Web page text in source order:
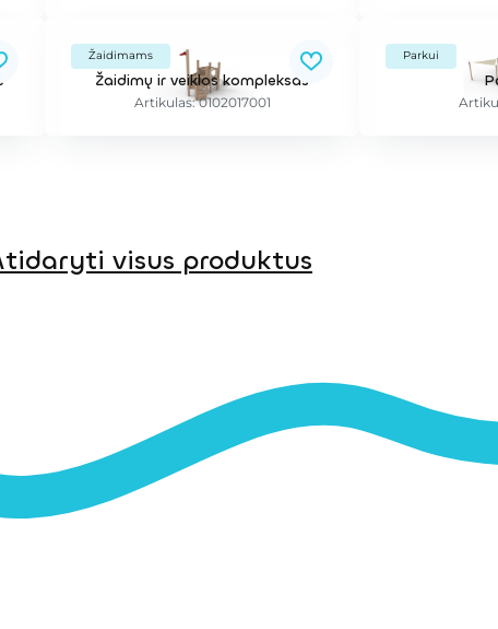
Žaidimams
Žaidimų ir veiklos kompleksas
Artikulas: 0102017001
Parkui
visus produktus